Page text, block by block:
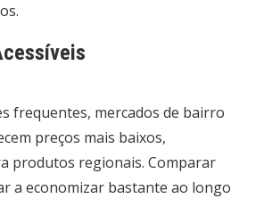
frequentes, mercados de bairro
preços mais baixos,
produtos regionais. Comparar
a economizar bastante ao longo